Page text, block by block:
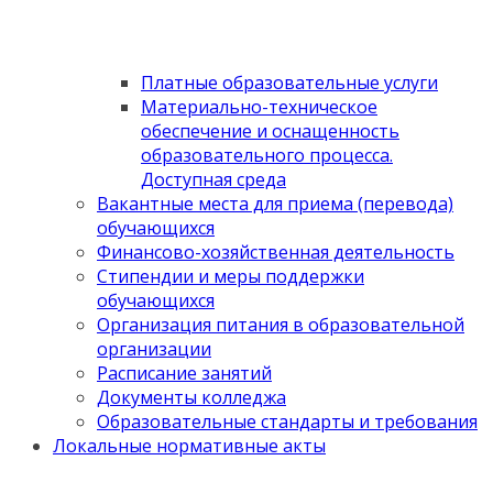
Платные образовательные услуги
Материально-техническое
обеспечение и оснащенность
образовательного процесса.
Доступная среда
Вакантные места для приема (перевода)
обучающихся
Финансово-хозяйственная деятельность
Стипендии и меры поддержки
обучающихся
Организация питания в образовательной
организации
Расписание занятий
Документы колледжа
Образовательные стандарты и требования
Локальные нормативные акты